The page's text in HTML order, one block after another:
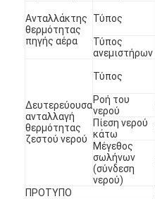
Ανταλλάκτης
θερμότητας
πηγής αέρα
Τύπος
Τύπος
ανεμιστήρων
Δευτερεύουσα
ανταλλαγή
θερμότητας
ζεστού νερού
Τύπος
Ροή του
νερού
Πίεση νερού
κάτω
Μέγεθος
σωλήνων
(σύνδεση
νερού)
ΠΡΟΤΥΠΟ